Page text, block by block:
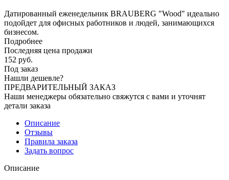
Датированный еженедельник BRAUBERG "Wood" идеально
подойдет для офисных работников и людей, занимающихся
бизнесом.
Подробнее
Последняя цена продажи
152 руб.
Под заказ
Нашли дешевле?
ПРЕДВАРИТЕЛЬНЫЙ ЗАКАЗ
Наши менеджеры обязательно свяжутся с вами и уточнят
детали заказа
Описание
Отзывы
Правила заказа
Задать вопрос
Описание